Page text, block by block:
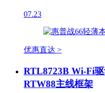
07.23
优惠直达 >
RTL8723B Wi-Fi
RTW88主线框架